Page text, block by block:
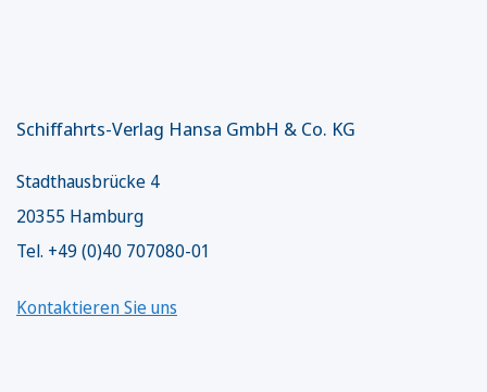
Schiffahrts-Verlag Hansa GmbH & Co. KG
Stadthausbrücke 4
20355 Hamburg
Tel. +49 (0)40 707080-01
Kontaktieren Sie uns